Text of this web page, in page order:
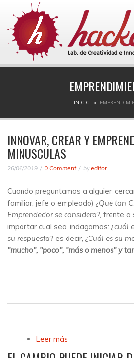
INICIO
INNOVAR, CREAR Y
MINUSCULAS
26/06/2019 0 Comment by editor
Cuando preguntamos a alguien
familiar, jefe o empleado) ¿Qué tan
Emprendedor se considera?, frente a
importar cual sea, indagamos: ¿cuál
su respuesta? es decir, ¿Cuál es su
"mucho", "poco", "más o menos" y
Leer más
minusculas